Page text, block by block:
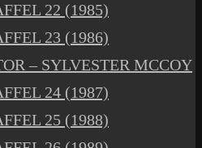
22 (1985)
23 (1986)
– SYLVESTER MCCOY
24 (1987)
25 (1988)